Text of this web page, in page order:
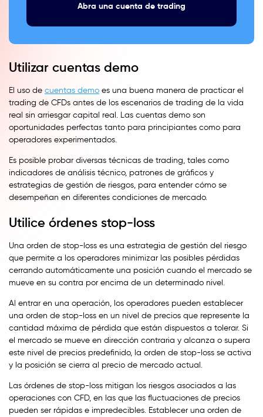
Abra una cuenta de trading
Utilizar cuentas demo
El uso de cuentas demo es una buena manera de practicar el
trading de CFDs antes de los escenarios de trading de la vida
real sin arriesgar capital real. Las cuentas demo son
oportunidades perfectas tanto para principiantes como para
operadores experimentados.
Es posible probar diversas técnicas de trading, tales como
indicadores de análisis técnico, patrones de gráficos y
estrategias de gestión de riesgos, para entender cómo se
desempeñan en diferentes condiciones de mercado.
Utilice órdenes stop-loss
Una orden de stop-loss es una estrategia de gestión del riesgo
que permite a los operadores minimizar las posibles pérdidas
cerrando automáticamente una posición cuando el mercado se
mueve en su contra por encima de un determinado nivel.
Al entrar en una operación, los operadores pueden establecer
una orden de stop-loss en un nivel de precios que represente la
cantidad máxima de pérdida que están dispuestos a tolerar. Si
el mercado se mueve en dirección contraria y alcanza o supera
este nivel de precios predefinido, la orden de stop-loss se activa
y la posición se cierra al precio de mercado actual.
Las órdenes de stop-loss mitigan los riesgos asociados a las
operaciones con CFD, en las que las fluctuaciones de precios
pueden ser rápidas e impredecibles. Establecer una orden de